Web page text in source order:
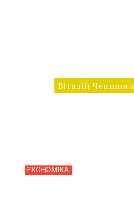
Віталій Чепинога
ЕКОНОМІКА